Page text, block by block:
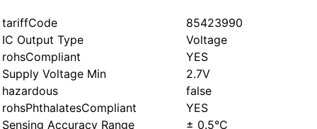
tariffCode
85423990
IC Output Type
Voltage
rohsCompliant
YES
Supply Voltage Min
2.7V
hazardous
false
rohsPhthalatesCompliant
YES
Sensing Accuracy Range
± 0.5°C